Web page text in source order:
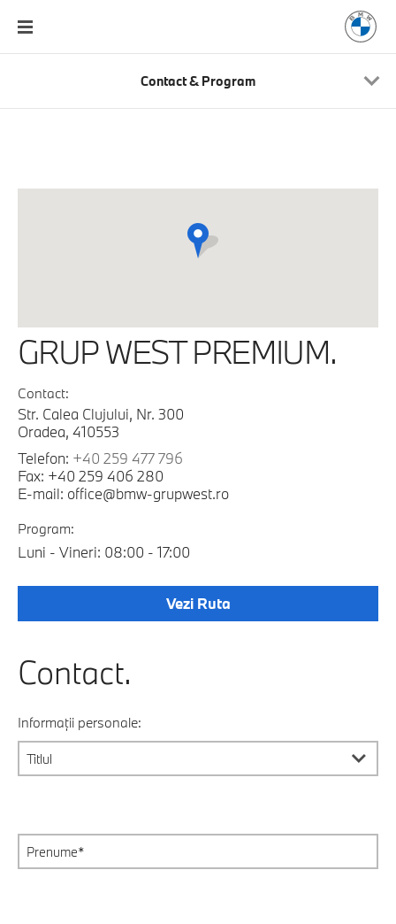
Contact & Program
GRUP WEST PREMIUM.
Contact:
Str. Calea Clujului, Nr. 300
Oradea, 410553
Telefon: +40 259 477 796
Fax: +40 259 406 280
E-mail: office@bmw-grupwest.ro
Program:
Luni - Vineri: 08:00 - 17:00
Vezi Ruta
Contact.
Informații personale: